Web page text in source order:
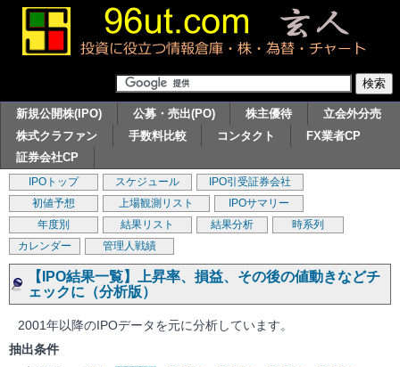
新規公開株(IPO) 公募・売出(PO) 株主優待
立会外分売
株式クラファン
手数料比較 コンタクト
FX業者CP
証券会社CP
IPOトップ スケジュール
IPO引受証券会社
初値予想
上場観測リスト
IPOサマリー
年度別
結果リスト 結果分析
時系列
カレンダー
管理人戦績
【IPO結果一覧】上昇率、損益、その後の値動きなどチ
ェックに（分析版）
2001年以降のIPOデータを元に分析しています。
抽出条件